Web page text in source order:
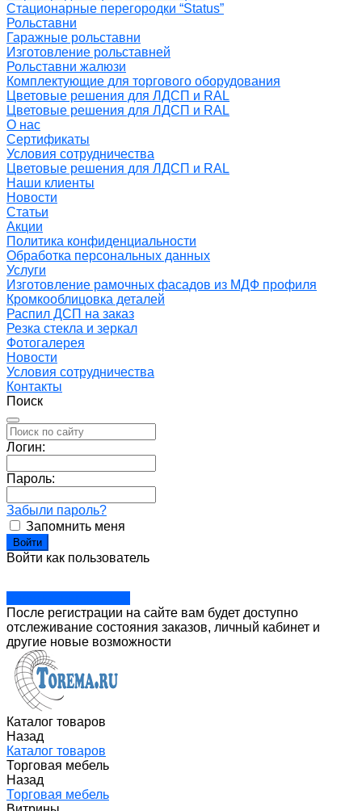
Стационарные перегородки “Status”
Рольставни
Гаражные рольставни
Изготовление рольставней
Рольставни жалюзи
Комплектующие для торгового оборудования
Цветовые решения для ЛДСП и RAL
Цветовые решения для ЛДСП и RAL
О нас
Сертификаты
Условия сотрудничества
Цветовые решения для ЛДСП и RAL
Наши клиенты
Новости
Статьи
Акции
Политика конфиденциальности
Обработка персональных данных
Услуги
Изготовление рамочных фасадов из МДФ профиля
Кромкооблицовка деталей
Распил ДСП на заказ
Резка стекла и зеркал
Фотогалерея
Новости
Условия сотрудничества
Контакты
Поиск
Логин:
Пароль:
Забыли пароль?
Запомнить меня
Войти как пользователь
После регистрации на сайте вам будет доступно
отслеживание состояния заказов, личный кабинет и
другие новые возможности
Каталог товаров
Назад
Каталог товаров
Торговая мебель
Назад
Торговая мебель